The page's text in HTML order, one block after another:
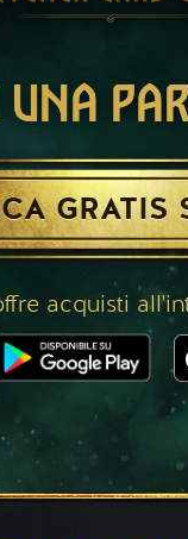
UNA
GRATIS
acquisti